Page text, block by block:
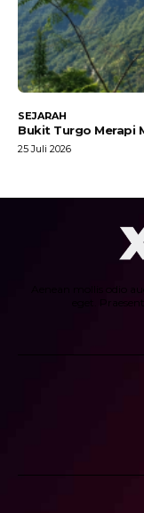
SEJARAH
Bukit Turgo Merapi
25 Juli 2026
Aenean mollis odio
eget.